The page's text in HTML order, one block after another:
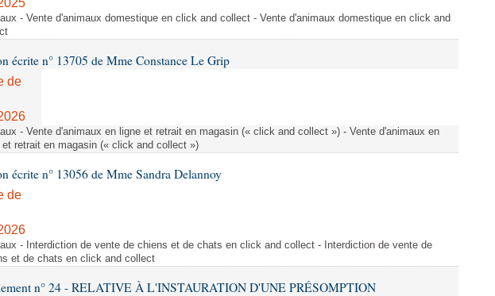
- Vente d'animaux domestique en click and collect - Vente d'animaux domestique en click and
écrite n° 13705 de Mme Constance Le Grip
de
- Vente d'animaux en ligne et retrait en magasin (« click and collect ») - Vente d'animaux en
et retrait en magasin (« click and collect »)
écrite n° 13056 de Mme Sandra Delannoy
de
- Interdiction de vente de chiens et de chats en click and collect - Interdiction de vente de
et de chats en click and collect
n° 24 - RELATIVE À L'INSTAURATION D'UNE PRÉSOMPTION